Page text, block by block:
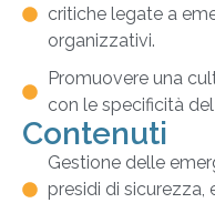
critiche legate a
organizzativi.
Promuovere una
con le specificità
Contenuti
Gestione delle
presidi di sicurezza,